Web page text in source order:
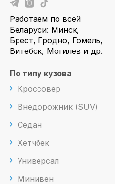
Работаем по всей
Беларуси: Минск,
Брест, Гродно, Гомель,
Витебск, Могилев и др.
По типу кузова
Кроссовер
Внедорожник (SUV)
Седан
Хетчбек
Универсал
Минивен